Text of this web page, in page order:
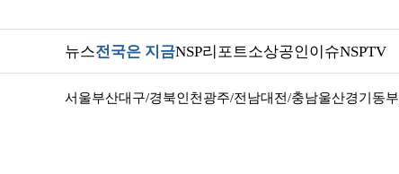
뉴스전국은 지금NSP리포트소상공인이슈NSPTV
서울부산대구/경북인천 광주/전남대전/충남울산경기동부